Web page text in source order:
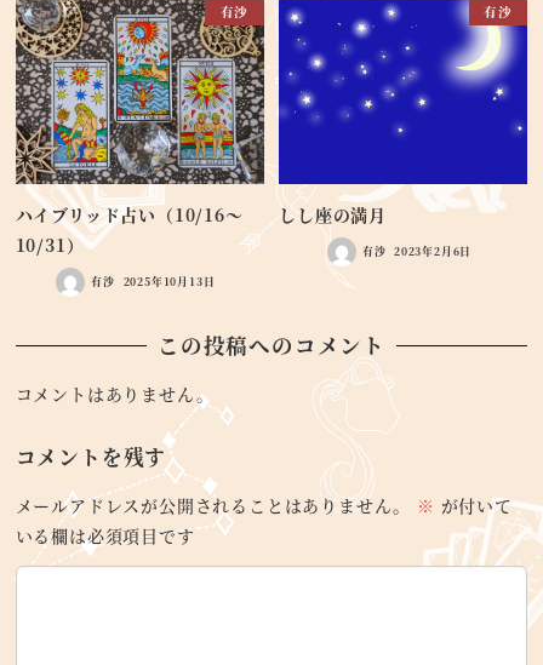
有沙
ハイブリッド占い（10/16〜
10/31）
有沙 2025年10月13日
有沙
しし座の満月
有沙 2023年2月6日
この投稿へのコメント
コメントはありません。
コメントを残す
メールアドレスが公開されることはありません。 ※ が付いて
いる欄は必須項目です